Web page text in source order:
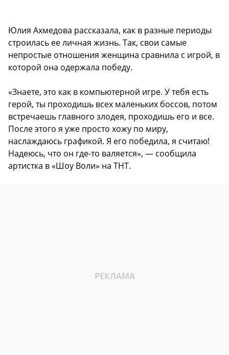
Юлия Ахмедова рассказала, как в разные периоды
строилась ее личная жизнь. Так, свои самые
непростые отношения женщина сравнила с игрой, в
которой она одержала победу.
«Знаете, это как в компьютерной игре. У тебя есть
герой, ты проходишь всех маленьких боссов, потом
встречаешь главного злодея, проходишь его и все.
После этого я уже просто хожу по миру,
наслаждаюсь графикой. Я его победила, я считаю!
Надеюсь, что он где-то валяется», — сообщила
артистка в «Шоу Воли» на ТНТ.